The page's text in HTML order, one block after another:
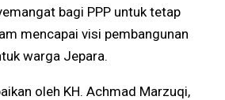
bagi PPP untuk tetap
mencapai visi pembangunan
warga Jepara.
oleh KH. Achmad Marzuqi,